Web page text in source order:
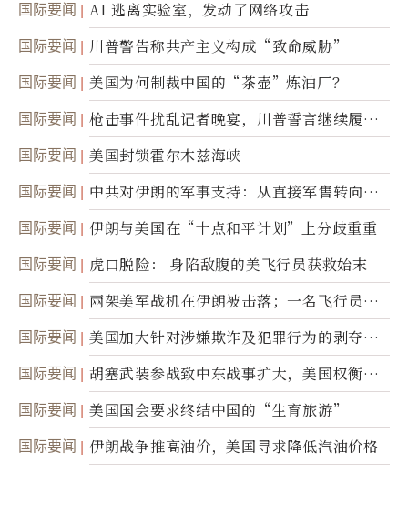
国际要闻 AI 逃离实验室，发动了网络攻击
国际要闻 川普警告称共产主义构成“致命威胁”
国际要闻 美国为何制裁中国的“茶壶”炼油厂？
国际要闻
枪击事件扰乱记者晚宴，川普誓言继续履行
职责
国际要闻 美国封锁霍尔木兹海峡
国际要闻
中共对伊朗的军事支持：从直接军售转向间
接技术转让
国际要闻 伊朗与美国在“十点和平计划”上分歧重重
国际要闻 虎口脱险： 身陷敌腹的美飞行员获救始末
国际要闻
兩架美军战机在伊朗被击落；一名飞行员失
踪
国际要闻
美国加大针对涉嫌欺诈及犯罪行为的剥夺公
民权力度
国际要闻
胡塞武装参战致中东战事扩大，美国权衡地
面入侵的可能性
国际要闻 美国国会要求终结中国的“生育旅游”
国际要闻 伊朗战争推高油价，美国寻求降低汽油价格